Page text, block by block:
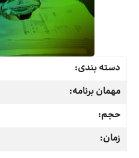
دسته بندی:
مهمان برنامه:
حجم:
زمان: